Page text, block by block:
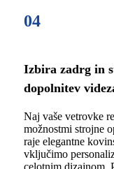
04
Izbira zadrg in
dopolnitev
Naj vaše vetrovke
možnostmi strojne
raje elegantne
vključimo
celotnim dizajnom.